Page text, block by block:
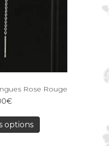
Rose Rouge
€
options